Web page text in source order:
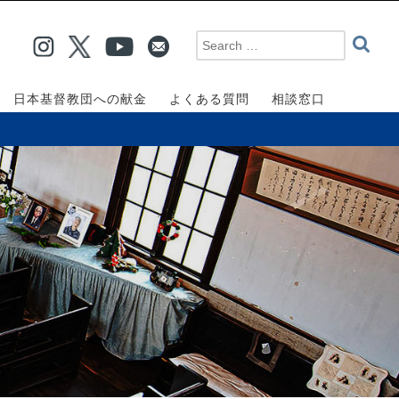
日本基督教団への献金 よくある質問 相談窓口